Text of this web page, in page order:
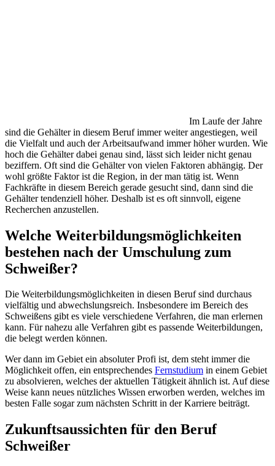
Im Laufe der Jahre
sind die Gehälter in diesem Beruf immer weiter angestiegen, weil
die Vielfalt und auch der Arbeitsaufwand immer höher wurden. Wie
hoch die Gehälter dabei genau sind, lässt sich leider nicht genau
beziffern. Oft sind die Gehälter von vielen Faktoren abhängig. Der
wohl größte Faktor ist die Region, in der man tätig ist. Wenn
Fachkräfte in diesem Bereich gerade gesucht sind, dann sind die
Gehälter tendenziell höher. Deshalb ist es oft sinnvoll, eigene
Recherchen anzustellen.
Welche Weiterbildungsmöglichkeiten
bestehen nach der Umschulung zum
Schweißer?
Die Weiterbildungsmöglichkeiten in diesen Beruf sind durchaus
vielfältig und abwechslungsreich. Insbesondere im Bereich des
Schweißens gibt es viele verschiedene Verfahren, die man erlernen
kann. Für nahezu alle Verfahren gibt es passende Weiterbildungen,
die belegt werden können.
Wer dann im Gebiet ein absoluter Profi ist, dem steht immer die
Möglichkeit offen, ein entsprechendes Fernstudium in einem Gebiet
zu absolvieren, welches der aktuellen Tätigkeit ähnlich ist. Auf diese
Weise kann neues nützliches Wissen erworben werden, welches im
besten Falle sogar zum nächsten Schritt in der Karriere beiträgt.
Zukunftsaussichten für den Beruf
Schweißer